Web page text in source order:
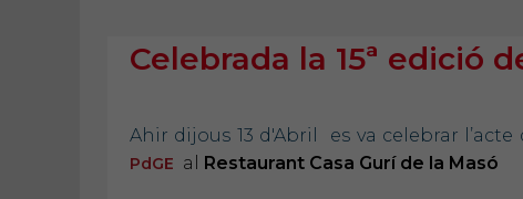
Celebrada la 15ª edició
Ahir dijous 13 d'Abril es va celebrar
PdGE al Restaurant Casa Gurí de la Masó